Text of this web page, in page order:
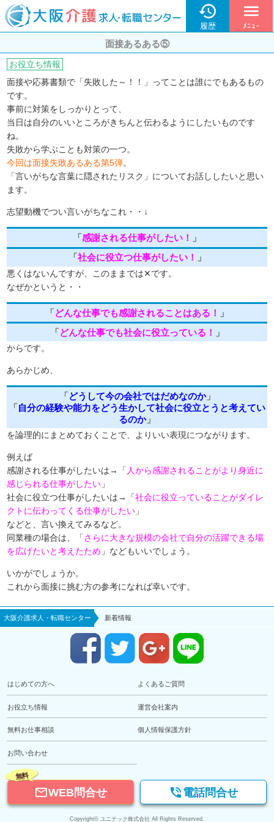

履歴
menu
ﾒﾆｭｰ
面接あるある⑤
お役立ち情報
面接や応募書類で「失敗した～！！」ってことは誰にでもあるもの
です。
事前に対策をしっかりとって、
当日は自分のいいところがきちんと伝わるようにしたいものです
ね。
失敗から学ぶことも対策の一つ。
今回は面接失敗あるある第5弾。
「言いがちな言葉に隠されたリスク」についてお話ししたいと思い
ます。
志望動機でつい言いがちなこれ・・↓
「 感謝される仕事がしたい！ 」
「 社会に役立つ仕事がしたい！
」
悪くはないんですが、このままでは✕です。
なぜかというと・・
「 どんな仕事でも感謝されることはある！ 」
「 どんな仕事でも社会に役立っている！
」
からです。
あらかじめ、
「 どうして今の会社ではだめなのか」
「 自分の経験や能力をどう生かして社会に役立とうと考えてい
るのか」
を論理的にまとめておくことで、よりいい表現につながります。
例えば
感謝される仕事がしたいは→「 人から感謝されることがより身近に
感じられる仕事がしたい 」
社会に役立つ仕事がしたいは→「社会に役立っていることがダイレ
クトに伝わってくる仕事がしたい 」
などと、言い換えてみるなど。
同業種の場合は、「さらに大きな規模の会社で自分の活躍できる場
を広げたいと考えたため 」などもいいでしょう。
いかがでしょうか。
これから面接に挑む方の参考になれば幸いです。
大阪介護求人・転職センター 新着情報
はじめての方へ よくあるご質問
お役立ち情報 運営会社案内
無料お仕事相談 個人情報保護方針
お問い合わせ
無料
WEB問合せ  電話問合せ
Copyright© ユニテック株式会社 All Rights Reserved.